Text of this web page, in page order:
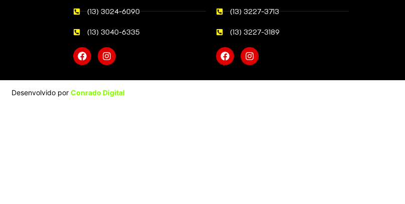
(13) 3024-6090
(13) 3040-6335
(13) 3227-3713
(13) 3227-3189
Desenvolvido por Conrado Digital